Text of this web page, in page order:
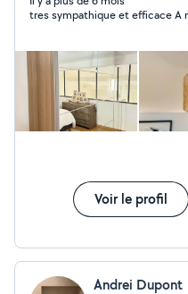
tres
Voir le profil
Andrei Dupont